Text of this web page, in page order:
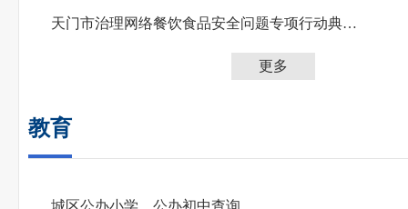
天门市治理网络餐饮食品安全问题专项行动典型案例（四）
更多
教育
城区公办小学、公办初中查询